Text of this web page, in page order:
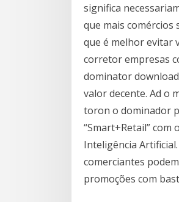
significa
que mais comércios
que é melhor evitar
corretor empresas
dominator
valor decente. Ad o
toron o dominador
“Smart+Retail” com
Inteligência
comerciantes
promoções com